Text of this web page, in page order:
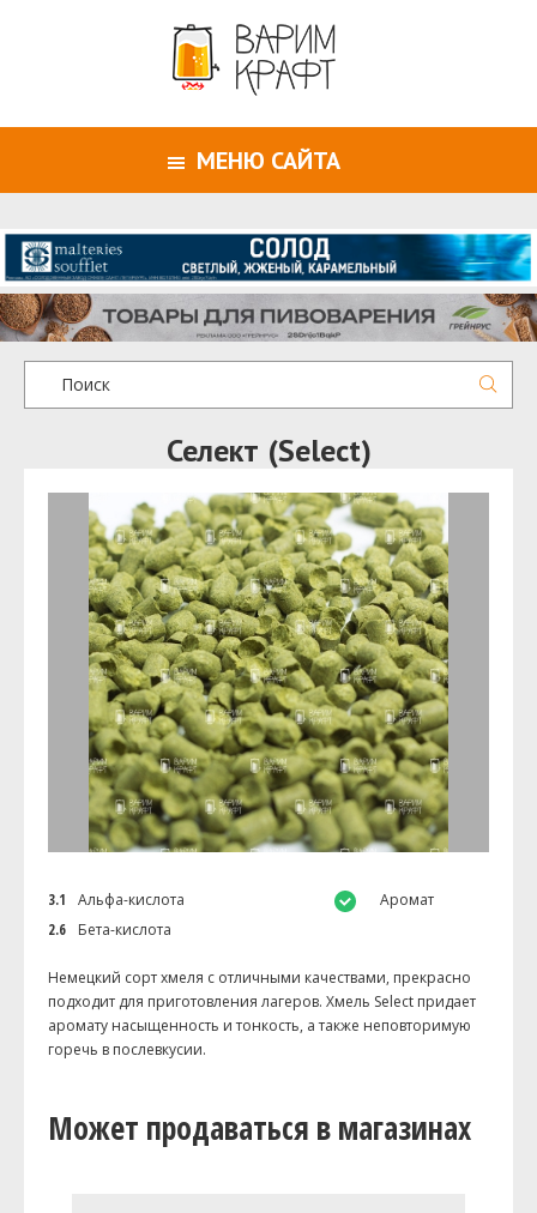
МЕНЮ САЙТА
Селект (Select)
3.1
Альфа-кислота
2.6
Бета-кислота
Аромат
Немецкий сорт хмеля с отличными качествами, прекрасно
подходит для приготовления лагеров. Хмель Select придает
аромату насыщенность и тонкость, а также неповторимую
горечь в послевкусии.
Может продаваться в магазинах